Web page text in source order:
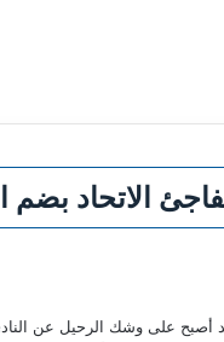
الاتحاد بضم
أصبح على وشك الرحيل عن